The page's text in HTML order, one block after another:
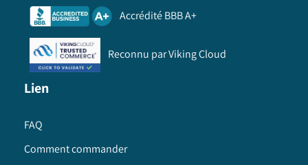
Accrédité BBB A+
Reconnu par Viking Cloud
Lien
FAQ
Comment commander